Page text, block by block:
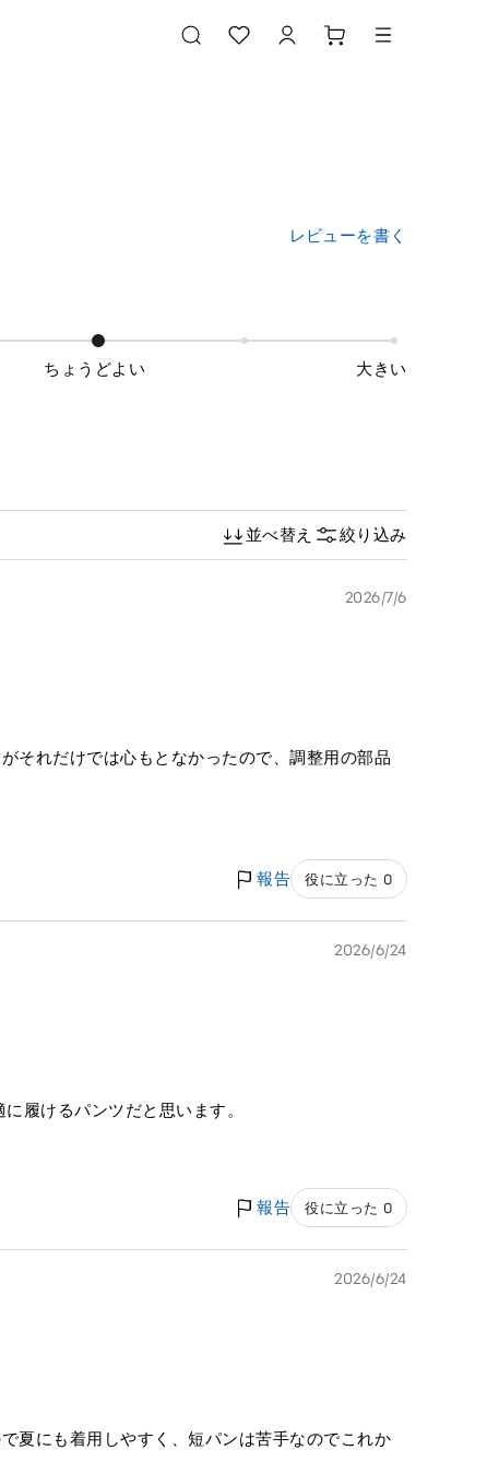
レビューを書く
ちょうどよい 大きい
並べ替え 絞り込み
2026/7/6
それだけでは心もとなかったので、調整用の部品
報告 役に立った 0
2026/6/24
履けるパンツだと思います。
報告 役に立った 0
2026/6/24
夏にも着用しやすく、短パンは苦手なのでこれか